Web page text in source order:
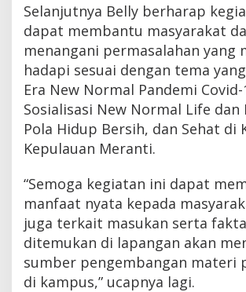
Selanjutnya Belly berharap
dapat membantu masyarakat
menangani permasalahan yang
hadapi sesuai dengan tema
Era New Normal Pandemi
Sosialisasi New Normal Life dan
Pola Hidup Bersih, dan Sehat di
Kepulauan Meranti.
“Semoga kegiatan ini dapat
manfaat nyata kepada
juga terkait masukan serta
ditemukan di lapangan akan
sumber pengembangan materi
di kampus,” ucapnya lagi.